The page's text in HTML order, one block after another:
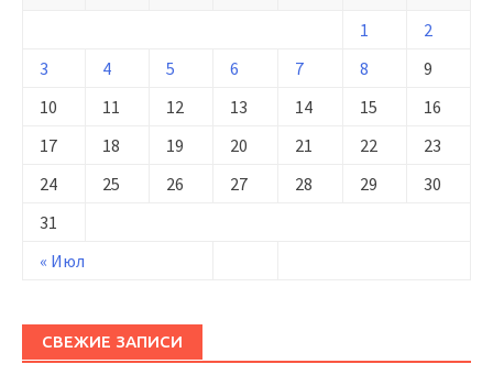
« Июл
1
2
3
4 5 6 7 8
9
10
11 12 13 14 15
16
17
18 19 20 21 22
23
24
25 26 27 28 29
30
31
СВЕЖИЕ ЗАПИСИ